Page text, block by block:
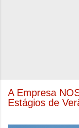
A Empresa
Estágios de